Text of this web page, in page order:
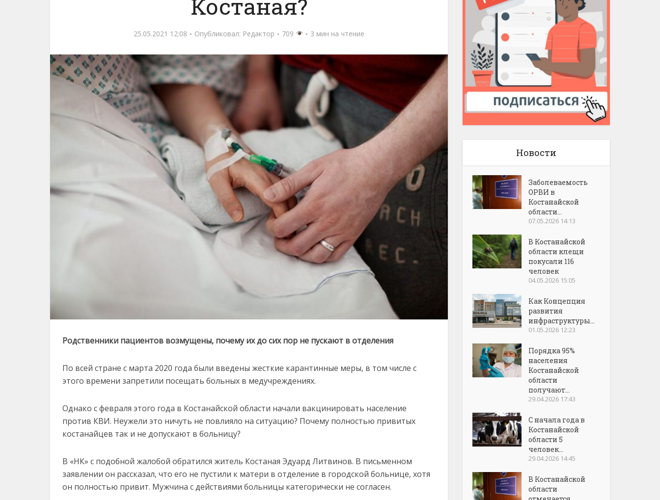
Костаная?
25.05.2021 12:08 Опубликовал: Редактор 709 3 мин на чтение
Родственники пациентов возмущены, почему их до сих пор не пускают в отделения
По всей стране с марта 2020 года были введены жесткие карантинные меры, в том числе с
этого времени запретили посещать больных в медучреждениях.
Однако с февраля этого года в Костанайской области начали вакцинировать население
против КВИ. Неужели это ничуть не повлияло на ситуацию? Почему полностью привитых
костанайцев так и не допускают в больницу?
В «НК» с подобной жалобой обратился житель Костаная Эдуард Литвинов. В письменном
заявлении он рассказал, что его не пустили к матери в отделение в городской больнице, хотя
он полностью привит. Мужчина с действиями больницы категорически не согласен.
Новости
Заболеваемость
ОРВИ в
Костанайской
области...
07.05.2026 14:13
В Костанайской
области клещи
покусали 116
человек
04.05.2026 15:05
Как Концепция
развития
инфраструктуры...
01.05.2026 12:23
Порядка 95%
населения
Костанайской
области
получают...
29.04.2026 17:43
С начала года в
Костанайской
области 5
человек...
29.04.2026 14:45
В Костанайской
области